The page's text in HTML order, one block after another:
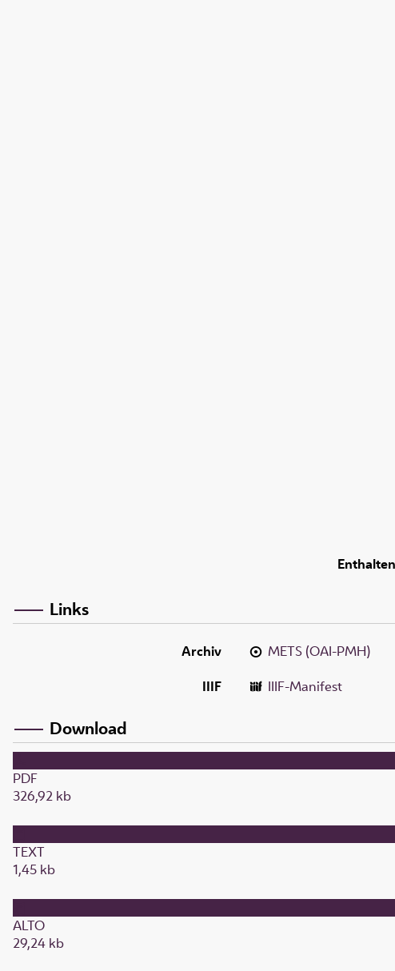
Links
Archiv
METS (OAI-PMH)
IIIF
IIIF-Manifest
Download
PDF
326,92 kb
TEXT
1,45 kb
ALTO
29,24 kb